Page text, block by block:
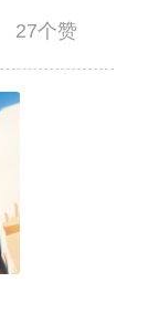
27个赞